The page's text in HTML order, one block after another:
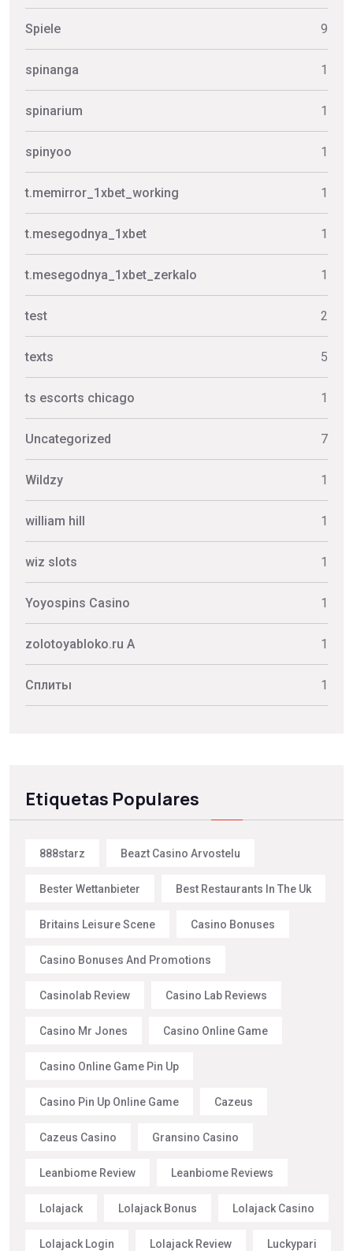
Spiele 9
spinanga 1
spinarium 1
spinyoo 1
t.memirror_1xbet_working 1
t.mesegodnya_1xbet 1
t.mesegodnya_1xbet_zerkalo 1
test 2
texts 5
ts escorts chicago 1
Uncategorized 7
Wildzy 1
william hill 1
wiz slots 1
Yoyospins Casino 1
zolotoyabloko.ru A 1
Сплиты 1
Etiquetas Populares
888starz Beazt Casino Arvostelu
Bester Wettanbieter Best Restaurants In The Uk
Britains Leisure Scene Casino Bonuses
Casino Bonuses And Promotions
Casinolab Review Casino Lab Reviews
Casino Mr Jones Casino Online Game
Casino Online Game Pin Up
Casino Pin Up Online Game Cazeus
Cazeus Casino Gransino Casino
Leanbiome Review Leanbiome Reviews
Lolajack Lolajack Bonus Lolajack Casino
Lolajack Login Lolajack Review Luckypari